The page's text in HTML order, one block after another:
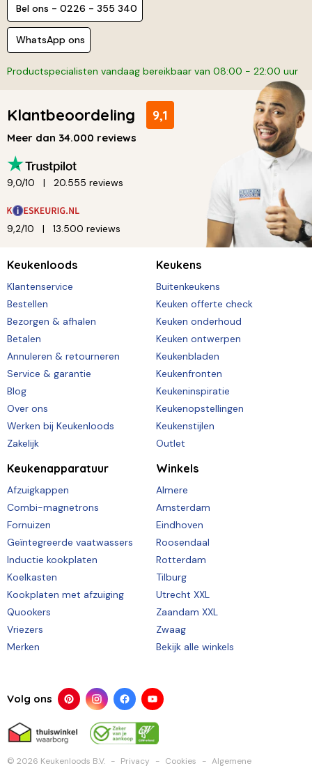
Bel ons - 0226 - 355 340
WhatsApp ons
Productspecialisten vandaag bereikbaar van 08:00 - 22:00 uur
Klantbeoordeling 9,1
Meer dan 34.000 reviews
9,0/10 20.555 reviews
9,2/10 13.500 reviews
Keukenloods
Klantenservice
Bestellen
Bezorgen & afhalen
Betalen
Annuleren & retourneren
Service & garantie
Blog
Over ons
Werken bij Keukenloods
Zakelijk
Keukens
Buitenkeukens
Keuken offerte check
Keuken onderhoud
Keuken ontwerpen
Keukenbladen
Keukenfronten
Keukeninspiratie
Keukenopstellingen
Keukenstijlen
Outlet
Keukenapparatuur
Afzuigkappen
Combi-magnetrons
Fornuizen
Geïntegreerde vaatwassers
Inductie kookplaten
Koelkasten
Kookplaten met afzuiging
Quookers
Vriezers
Merken
Winkels
Almere
Amsterdam
Eindhoven
Roosendaal
Rotterdam
Tilburg
Utrecht XXL
Zaandam XXL
Zwaag
Bekijk alle winkels
Volg ons
© 2026 Keukenloods B.V. Privacy Cookies
Algemene